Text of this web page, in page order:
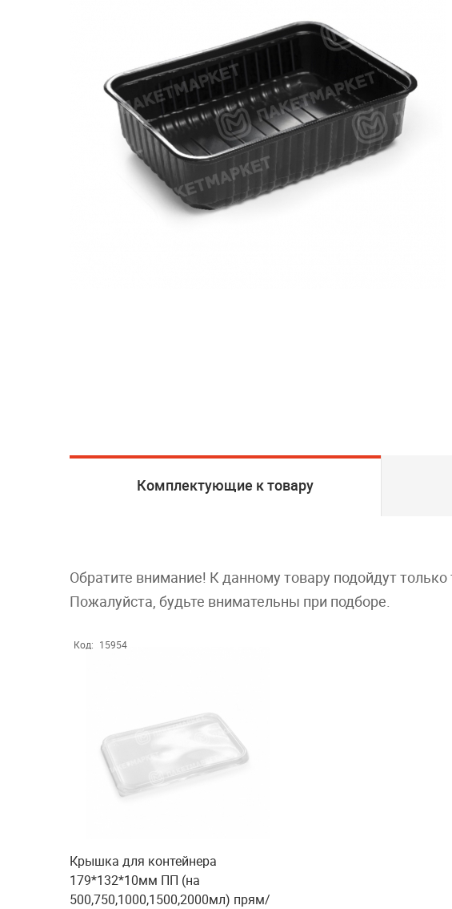
Комплектующие к товару
Обратите внимание! К данному товару подойдут
Пожалуйста, будьте внимательны при подборе.
Код: 15954
Крышка для контейнера
179*132*10мм ПП (на
500,750,1000,1500,2000мл) прям/